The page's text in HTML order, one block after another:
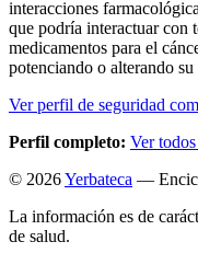
interacciones
que podría interactuar con
medicamentos para el
potenciando o alterando su
Ver perfil de seguridad
Perfil completo: Ver
© 2026Yerbateca —
La información es de
de salud.